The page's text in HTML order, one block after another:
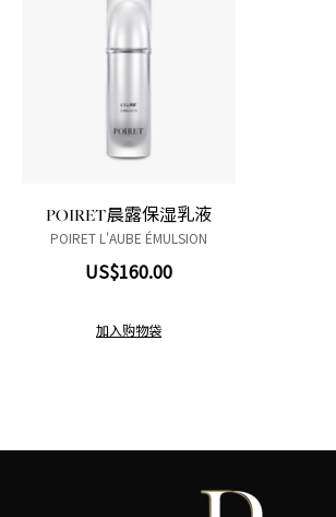
POIRET晨露保湿乳液
POIRET L'AUBE ÉMULSION
US$160.00
加入购物袋